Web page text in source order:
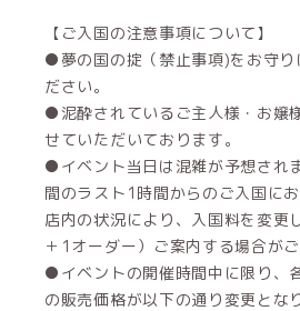
【ご入国の注意事項について】
●夢の国の掟（禁止事項)をお守り
ださい。
●泥酔されているご主人様・お嬢
せていただいております。
●イベント当日は混雑が予想され
間のラスト1時間からのご入国に
店内の状況により、入国料を変
＋1オーダー）ご案内する場合がご
●イベントの開催時間中に限り、
の販売価格が以下の通り変更とな